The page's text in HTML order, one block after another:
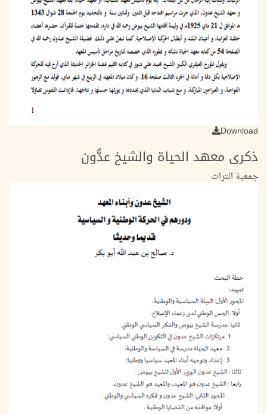
Download
ذكرى معهد الحياة والشيخ عدُّون
جمعية التراث